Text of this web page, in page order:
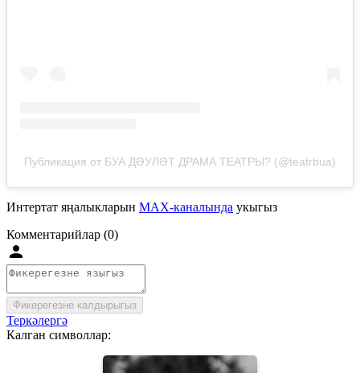
Публикация от БУА ДӘУЛӘТ ДРАМА ТЕАТРЫ? (@teatrbua)
Интертат яңалыкларын MAX-каналында укыгыз
Комментарийлар (0)
Фикерегезне калдырыгыз
Теркәлергә
Калган символлар: